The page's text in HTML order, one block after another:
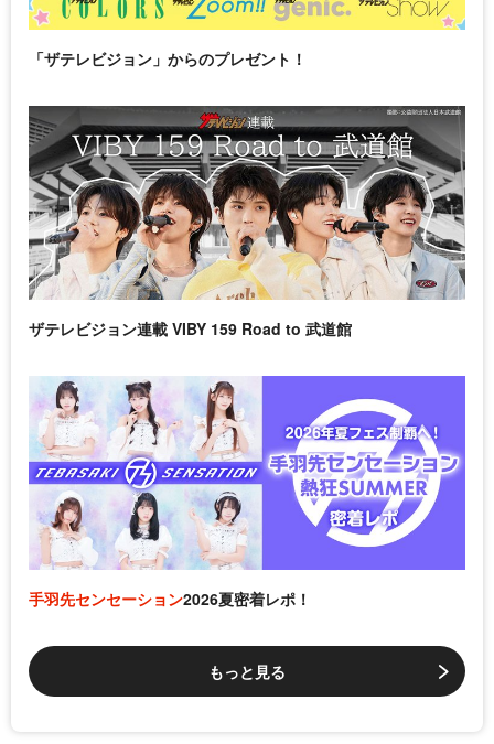
「ザテレビジョン」からのプレゼント！
ザテレビジョン連載 VIBY 159 Road to 武道館
手羽先センセーション2026夏密着レポ！
もっと見る